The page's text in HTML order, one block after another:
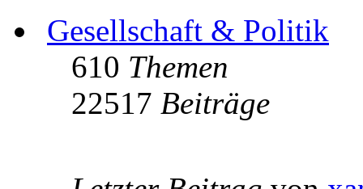
Gesellschaft & Politik
610 Themen
22517 Beiträge